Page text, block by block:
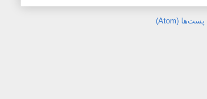
پست‌ها (Atom)